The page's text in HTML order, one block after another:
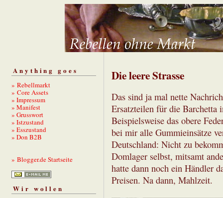
Anything goes
» Rebellmarkt
» Core Assets
» Impressum
» Manifest
» Grusswort
» Istzustand
» Esszustand
» Don B2B
» Blogger.de Startseite
Wir wollen
Die leere Strasse
Das sind ja mal nette
Ersatzteilen für die Barchetta
Beispielsweise das obere
bei mir alle Gummieinsätze
Deutschland: Nicht zu
Domlager selbst, mitsamt
hatte dann noch ein Händler
Preisen. Na dann, Mahlzeit.